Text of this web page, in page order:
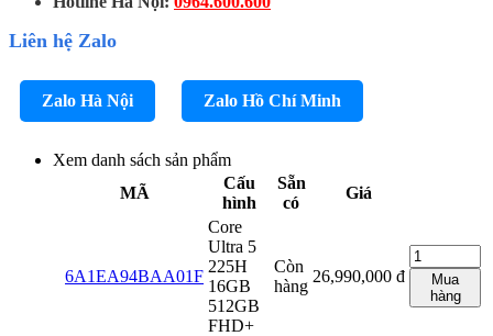
Liên hệ Zalo
Zalo Hà Nội Zalo Hồ Chí Minh
Xem danh sách sản phẩm
MÃ
Cấu
hình
Sẵn
có
Giá
6A1EA94BAA01F
Core
Ultra 5
225H
16GB
512GB
FHD+
Còn
hàng
26,990,000 đ
Mua
hàng